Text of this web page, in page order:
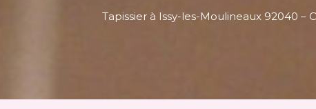
Tapissier à Issy-les-Moulineaux 92040 –